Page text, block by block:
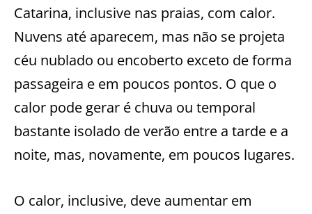
Catarina, inclusive nas praias, com calor.
Nuvens até aparecem, mas não se projeta
céu nublado ou encoberto exceto de forma
passageira e em poucos pontos. O que o
calor pode gerar é chuva ou temporal
bastante isolado de verão entre a tarde e a
noite, mas, novamente, em poucos lugares.
O calor, inclusive, deve aumentar em